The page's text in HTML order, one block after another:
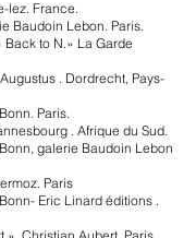
lez. France.
Baudoin Lebon. Paris.
to N.» La Garde
. Dordrecht, Pays-
Paris.
. Afrique du Sud.
galerie Baudoin Lebon
Paris
Eric Linard éditions .